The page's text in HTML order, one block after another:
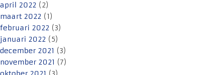
april 2022 (2)
maart 2022 (1)
februari 2022 (3)
januari 2022 (5)
december 2021 (3)
november 2021 (7)